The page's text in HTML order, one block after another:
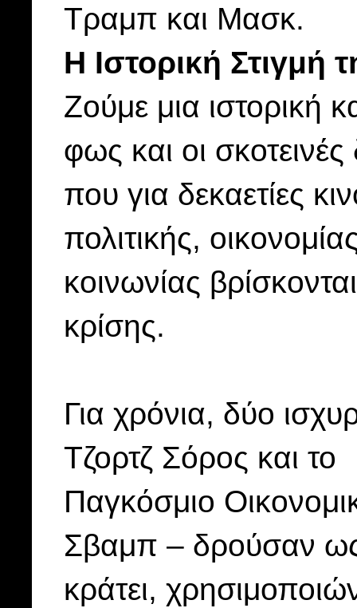
Τραμπ και Μασκ.
Η Ιστορική Στιγμή
Ζούμε μια ιστορική
φως και οι σκοτεινές
που για δεκαετίες
πολιτικής,
κοινωνίας
κρίσης.
Για χρόνια, δύο
Τζορτζ Σόρος και το
Παγκόσμιο
Σβαμπ – δρούσαν
κράτει,